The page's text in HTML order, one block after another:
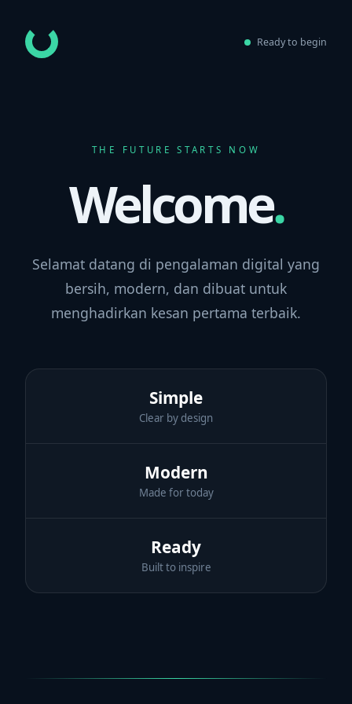
Ready to begin
THE FUTURE STARTS NOW
Welcome.
Selamat datang di pengalaman digital yang
bersih, modern, dan dibuat untuk
menghadirkan kesan pertama terbaik.
Simple
Clear by design
Modern
Made for today
Ready
Built to inspire